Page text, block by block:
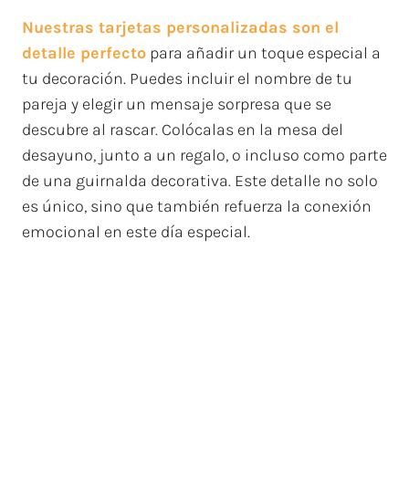
Nuestras tarjetas personalizadas son el
detalle perfecto para añadir un toque especial a
tu decoración. Puedes incluir el nombre de tu
pareja y elegir un mensaje sorpresa que se
descubre al rascar. Colócalas en la mesa del
desayuno, junto a un regalo, o incluso como parte
de una guirnalda decorativa. Este detalle no solo
es único, sino que también refuerza la conexión
emocional en este día especial.